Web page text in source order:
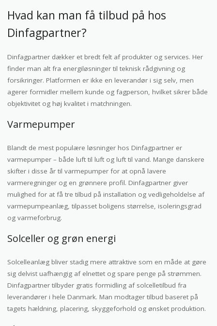
Hvad kan man få tilbud på hos
Dinfagpartner?
Dinfagpartner dækker et bredt felt af produkter og services. Her
finder man alt fra energiløsninger til teknisk rådgivning og
forsikringer. Platformen er ikke en leverandør i sig selv, men
agerer formidler mellem kunde og fagperson, hvilket sikrer både
objektivitet og høj kvalitet i matchningen.
Varmepumper
Blandt de mest populære løsninger hos Dinfagpartner er
varmepumper – både luft til luft og luft til vand. Mange danskere
skifter i disse år til varmepumper for at opnå lavere
varmeregninger og en grønnere profil. Dinfagpartner giver
mulighed for at få tre tilbud på installation og vedligeholdelse af
varmepumpeanlæg, tilpasset boligens størrelse, isoleringsgrad
og varmeforbrug.
Solceller og grøn energi
Solcelleanlæg bliver stadig mere attraktive som en måde at gøre
sig delvist uafhængig af elnettet og spare penge på strømmen.
Dinfagpartner tilbyder gratis formidling af solcelletilbud fra
leverandører i hele Danmark. Man modtager tilbud baseret på
tagets hældning, placering, skyggeforhold og ønsket produktion.